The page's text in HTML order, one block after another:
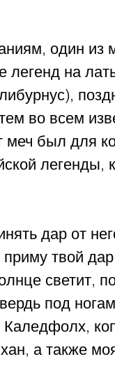
один из
на
во всем
меч был для
легенды,
дар от
твой
светит,
под
а также